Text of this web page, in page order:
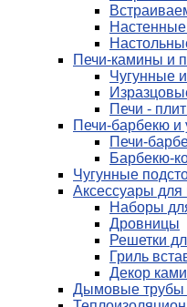
Печи-камины и
Чугунные
Печи -
Печи-барбекю и
Печи-
Барбекю-
Чугунные
Аксессуары для
Наборы
Дровницы
Решетки
Гриль
Декор
Дымовые трубы